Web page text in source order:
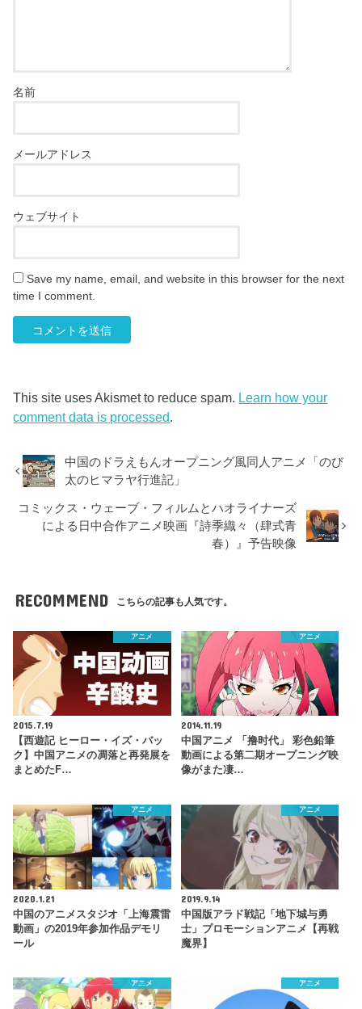
名前
メールアドレス
ウェブサイト
Save my name, email, and website in this browser for the next
time I comment.
This site uses Akismet to reduce spam. Learn how your
comment data is processed.
中国のドラえもんオープニング風同人アニメ「のび
太のヒマラヤ行進記」
コミックス・ウェーブ・フィルムとハオライナーズ
による日中合作アニメ映画『詩季織々（肆式青
春）』予告映像
RECOMMEND こちらの記事も人気です。
アニメ
2015.7.19
【西遊記 ヒーロー・イズ・バッ
ク】中国アニメの凋落と再発展を
まとめたF…
アニメ
2014.11.19
中国アニメ 「撸时代」 彩色鉛筆
動画による第二期オープニング映
像がまた凄…
アニメ
2020.1.21
中国のアニメスタジオ「上海震雷
動画」の2019年参加作品デモリ
ール
アニメ
2019.9.14
中国版アラド戦記「地下城与勇
士」プロモーションアニメ【再戦
魔界】
アニメ アニメ